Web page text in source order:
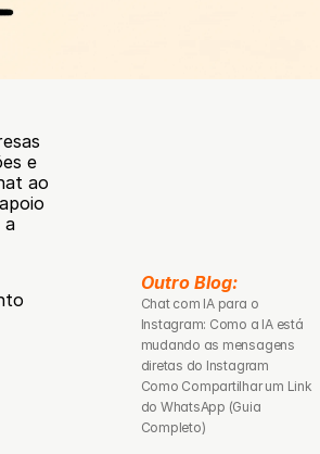
e
ao
a
Outro Blog:
Chat com IA para o
Instagram: Como a IA está
mudando as mensagens
diretas do Instagram
Como Compartilhar um Link
do WhatsApp (Guia
Completo)